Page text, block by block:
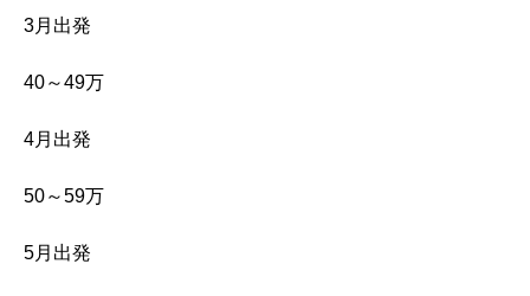
3月出発
40～49万
4月出発
50～59万
5月出発